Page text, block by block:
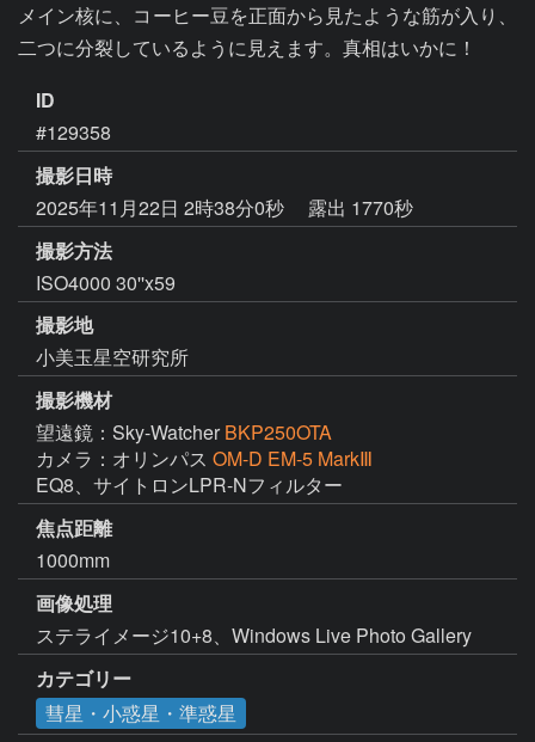
メイン核に、コーヒー豆を正面から見たような筋が入り、
二つに分裂しているように見えます。真相はいかに！
ID
#129358
撮影日時
2025年11月22日 2時38分0秒
露出 1770秒
撮影方法
ISO4000 30''x59
撮影地
小美玉星空研究所
撮影機材
望遠鏡：Sky-Watcher BKP250OTA
カメラ：オリンパス OM-D EM-5 MarkⅢ
EQ8、サイトロンLPR-Nフィルター
焦点距離
1000mm
画像処理
ステライメージ10+8、Windows Live Photo Gallery
カテゴリー
彗星・小惑星・準惑星